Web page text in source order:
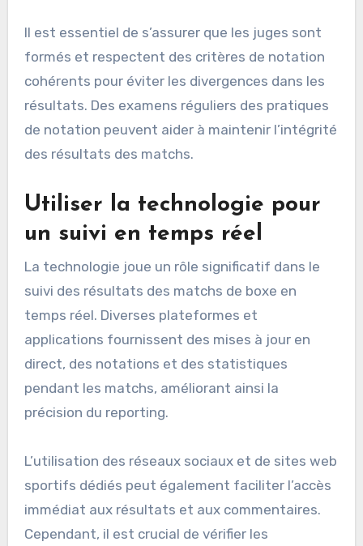
Il est essentiel de s’assurer que les juges sont
formés et respectent des critères de notation
cohérents pour éviter les divergences dans les
résultats. Des examens réguliers des pratiques
de notation peuvent aider à maintenir l’intégrité
des résultats des matchs.
Utiliser la technologie pour
un suivi en temps réel
La technologie joue un rôle significatif dans le
suivi des résultats des matchs de boxe en
temps réel. Diverses plateformes et
applications fournissent des mises à jour en
direct, des notations et des statistiques
pendant les matchs, améliorant ainsi la
précision du reporting.
L’utilisation des réseaux sociaux et de sites web
sportifs dédiés peut également faciliter l’accès
immédiat aux résultats et aux commentaires.
Cependant, il est crucial de vérifier les